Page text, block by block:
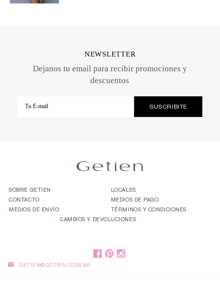
NEWSLETTER
Dejanos tu email para recibir promociones y
descuentos
SOBRE GETIEN
LOCALES
CONTACTO
MEDIOS DE PAGO
MEDIOS DE ENVÍO
TÉRMINOS Y CONDICIONES
CAMBIOS Y DEVOLUCIONES
 GETIEN@GETIEN.COM.AR